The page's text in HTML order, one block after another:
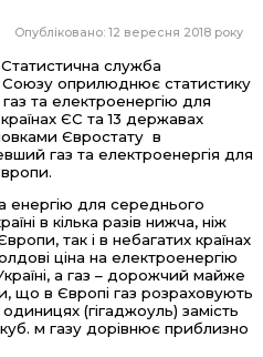
Опубліковано: 12 вересня 2018 року
служба
оприлюднює статистику
та електроенергію для
ЄС та 13 державах
Євростату в
газ та електроенергія для
енергію для середнього
в кілька разів нижча, ніж
так і в небагатих країнах
ціна на електроенергію
а газ – дорожчий майже
що в Європі газ розраховують
(гігаджоуль) замість
м газу дорівнює приблизно